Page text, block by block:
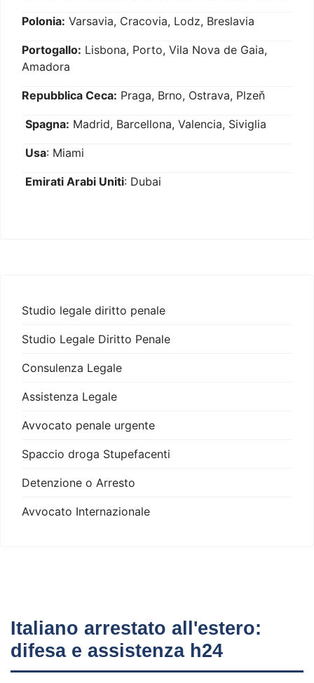
Polonia: Varsavia, Cracovia, Lodz, Breslavia
Portogallo: Lisbona, Porto, Vila Nova de Gaia,
Amadora
Repubblica Ceca: Praga, Brno, Ostrava, Plzeň
Spagna: Madrid, Barcellona, Valencia, Siviglia
Usa: Miami
Emirati Arabi Uniti: Dubai
Studio legale diritto penale
Studio Legale Diritto Penale
Consulenza Legale
Assistenza Legale
Avvocato penale urgente
Spaccio droga Stupefacenti
Detenzione o Arresto
Avvocato Internazionale
Italiano arrestato all'estero:
difesa e assistenza h24